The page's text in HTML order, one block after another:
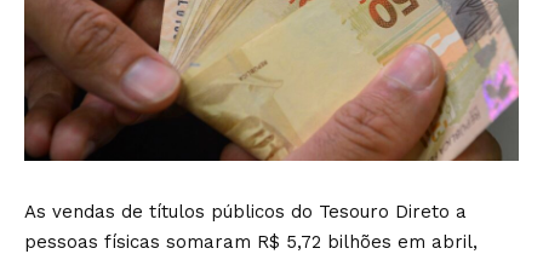
As vendas de títulos públicos do Tesouro Direto a
pessoas físicas somaram R$ 5,72 bilhões em abril,